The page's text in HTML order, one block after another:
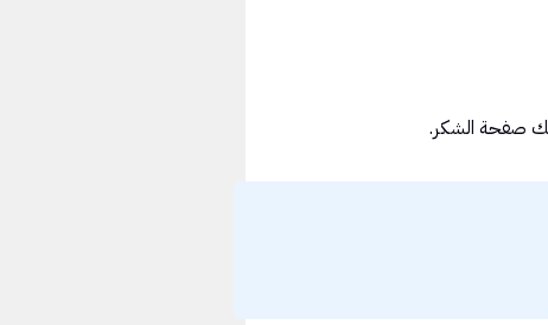
صفحة الشكر.